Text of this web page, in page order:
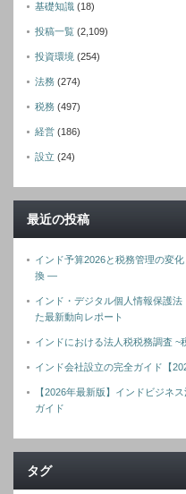
基礎知識 (18)
投稿一覧 (2,109)
投資環境 (254)
法務 (274)
税務 (497)
経営 (186)
設立 (24)
最近の投稿
インド予算2026と税務管理の変
換 ―
インド・デジタル個人情報保護法
た最新動向レポート
インドにおける法人税税務調査 ~
インド会社設立の完全ガイド【
【2026年最新版】インドビジネ
ガイド
タグ